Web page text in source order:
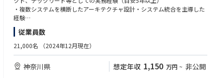
●キャリアパス
・プログラムマネージャー、事業総括、海外拠点事業責任者、海外拠点財
務責任者 等
②データスペシャリスト プログラム収支管理システム導入及びデータア
ナリスト
●担当する業務と期待する役割
担当業務：
●具体的な仕事内容
・DX推進組織の立ち上げに参画し、ビジネス部門と連携しながら、主要ユ
な実装方針まで落とし込む
・業務データの流れを踏まえ、API/IF、アプリケーション構成、連携方式
を設計する
・ERP、SaaS、既存業務システムを踏まえたソリューション構成を具体化
する
・複数システムを横断したアーキテクチャ設計・システム統合を主導した
経験
・API/データ連携、クラウド基盤、アプリケーション構成を含むシステム
設計経験
・要件整理から設計・実装・運用まで一貫してリードした経験
した経験
・ビジネスレベルの英語力（読み書き・会議対応）
従業員数
21,000名 （2024年12月現在）
神奈川県 想定年収 1,150 万円 ~ 非公開